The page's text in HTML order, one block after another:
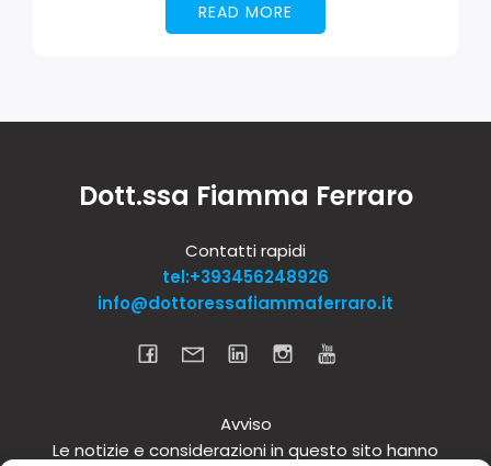
READ MORE
Dott.ssa Fiamma Ferraro
Contatti rapidi
tel:+393456248926
info@dottoressafiammaferraro.it
Avviso
Le notizie e considerazioni in questo sito hanno